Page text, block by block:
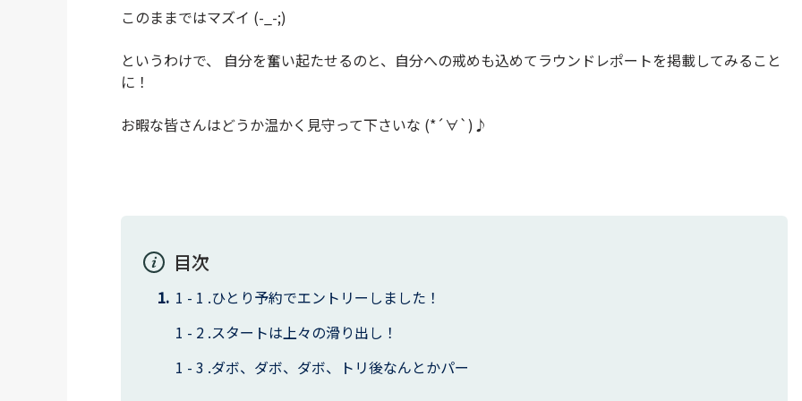
このままではマズイ (-_-;)
というわけで、 自分を奮い起たせるのと、自分への戒めも込めてラウンドレポートを掲載してみること
に！
お暇な皆さんはどうか温かく見守って下さいな (*´∀`)♪
目次
ひとり予約でエントリーしました！
スタートは上々の滑り出し！
ダボ、ダボ、ダボ、トリ後なんとかパー